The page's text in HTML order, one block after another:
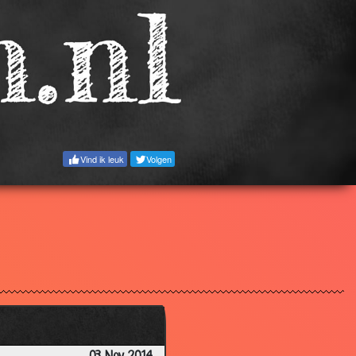
Vind ik leuk Volgen
2.89
2.91
2.83
2.85
2.86
2.83
2.73